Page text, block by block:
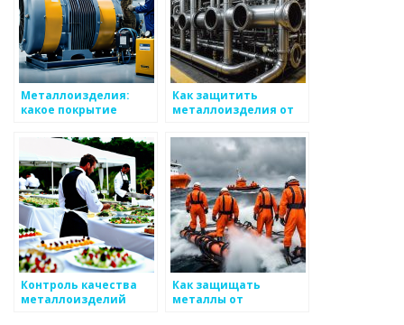
Металлоизделия:
какое покрытие
Как защитить
металлоизделия от
повреждений
Контроль качества
металлоизделий
Как защищать
металлы от